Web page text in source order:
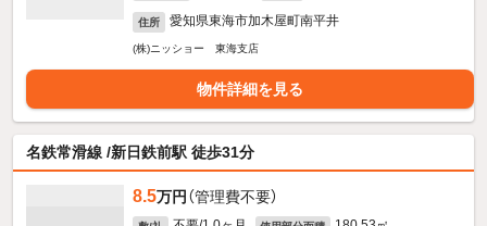
住所 愛知県東海市加木屋町南平井
(株)ニッショー 東海支店
物件詳細を見る
名鉄常滑線 /新日鉄前駅 徒歩31分
8.5万円 （管理費不要）